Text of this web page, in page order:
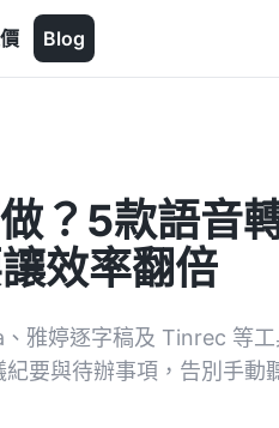
Blog
？5款語音
效率翻倍
雅婷逐字稿及 Tinrec 等
要與待辦事項，告別手動